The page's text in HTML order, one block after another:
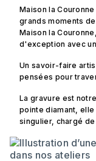
Maison la
grands moments
Maison la
d'exception avec
Un savoir-faire
pensées pour
La gravure est
pointe diamant,
singulier, chargé